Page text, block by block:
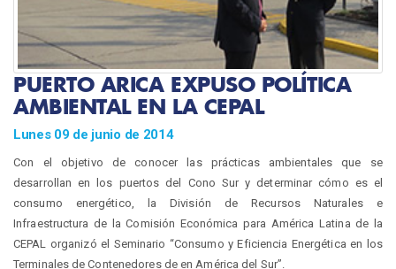
PUERTO ARICA EXPUSO POLÍTICA
AMBIENTAL EN LA CEPAL
Lunes 09 de junio de 2014
Con el objetivo de conocer las prácticas ambientales que se
desarrollan en los puertos del Cono Sur y determinar cómo es el
consumo energético, la División de Recursos Naturales e
Infraestructura de la Comisión Económica para América Latina de la
CEPAL organizó el Seminario “Consumo y Eficiencia Energética en los
Terminales de Contenedores de en América del Sur”.